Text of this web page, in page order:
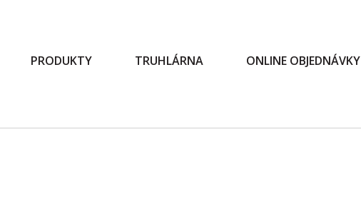
PRODUKTY TRUHLÁRNA ONLINE OBJEDNÁVKY